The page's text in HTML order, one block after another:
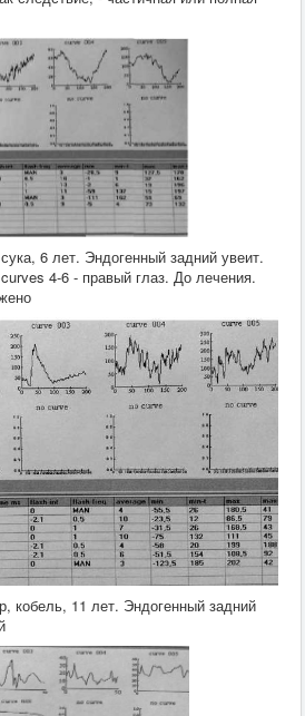
6 лет. Эндогенный задний увеит.
4-6 - правый глаз. До лечения.
кобель, 11 лет. Эндогенный задний